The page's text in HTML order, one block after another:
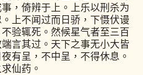
，倚辨于上。上乐以刑杀为
上不闻过而日骄，下慑伏谩
验辄死。然候星气者至三百
言其过。天下之事无小大皆
有呈，不中呈，不得休息。
仙药。